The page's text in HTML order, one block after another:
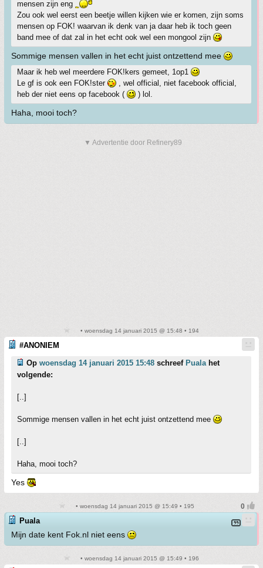
mensen zijn eng
Zou ook wel eerst een beetje willen kijken wie er komen, zijn soms
mensen op FOK! waarvan ik denk van ja daar heb ik toch geen
band mee of dat zal in het echt ook wel een mongool zijn
Sommige mensen vallen in het echt juist ontzettend mee
Maar ik heb wel meerdere FOK!kers gemeet, 1op1
Le gf is ook een FOK!ster
, wel official, niet facebook official,
heb der niet eens op facebook (
) lol.
Haha, mooi toch?
▼ Advertentie door Refinery89
• woensdag 14 januari 2015 @ 15:48 • 194
#ANONIEM
Op woensdag 14 januari 2015 15:48 schreef Pualahet
volgende:
[..]
Sommige mensen vallen in het echt juist ontzettend mee
[..]
Haha, mooi toch?
Yes
• woensdag 14 januari 2015 @ 15:49 • 195
Puala
Mijn date kent Fok.nl niet eens
• woensdag 14 januari 2015 @ 15:49 • 196